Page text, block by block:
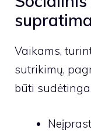
Vaikams,
sutrikimų,
būti